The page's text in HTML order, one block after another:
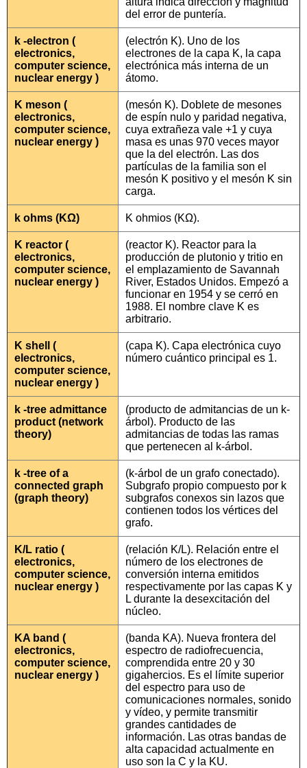
del error de puntería.
k -electron (
electronics,
computer science,
nuclear energy )
(electrón K). Uno de los
electrones de la capa K, la capa
electrónica más interna de un
átomo.
K meson (
electronics,
computer science,
nuclear energy )
(mesón K). Doblete de mesones
de espín nulo y paridad negativa,
cuya extrañeza vale +1 y cuya
masa es unas 970 veces mayor
que la del electrón. Las dos
partículas de la familia son el
mesón K positivo y el mesón K sin
carga.
k ohms (KΩ) K ohmios (KΩ).
K reactor (
electronics,
computer science,
nuclear energy )
(reactor K). Reactor para la
producción de plutonio y tritio en
el emplazamiento de Savannah
River, Estados Unidos. Empezó a
funcionar en 1954 y se cerró en
1988. El nombre clave K es
arbitrario.
K shell (
electronics,
computer science,
nuclear energy )
(capa K). Capa electrónica cuyo
número cuántico principal es 1.
k -tree admittance
product (network
theory)
(producto de admitancias de un k-
árbol). Producto de las
admitancias de todas las ramas
que pertenecen al k-árbol.
k -tree of a
connected graph
(graph theory)
(k-árbol de un grafo conectado).
Subgrafo propio compuesto por k
subgrafos conexos sin lazos que
contienen todos los vértices del
grafo.
K/L ratio (
electronics,
computer science,
nuclear energy )
(relación K/L). Relación entre el
número de los electrones de
conversión interna emitidos
respectivamente por las capas K y
L durante la desexcitación del
núcleo.
KA band (
electronics,
computer science,
nuclear energy )
(banda KA). Nueva frontera del
espectro de radiofrecuencia,
comprendida entre 20 y 30
gigahercios. Es el límite superior
del espectro para uso de
comunicaciones normales, sonido
y vídeo, y permite transmitir
grandes cantidades de
información. Las otras bandas de
alta capacidad actualmente en
uso son la C y la KU.